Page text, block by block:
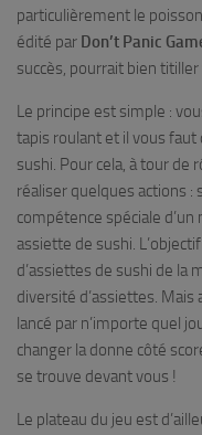
particulièrement le
édité par Don’t Panic
succès, pourrait bien titiller
Le principe est simple :
tapis roulant et il vous
sushi. Pour cela, à tour de
réaliser quelques actions :
compétence spéciale
assiette de sushi.
d’assiettes de sushi de la
diversité d’assiettes.
lancé par n’importe quel
changer la donne côté
se trouve devant vous !
Le plateau du jeu est